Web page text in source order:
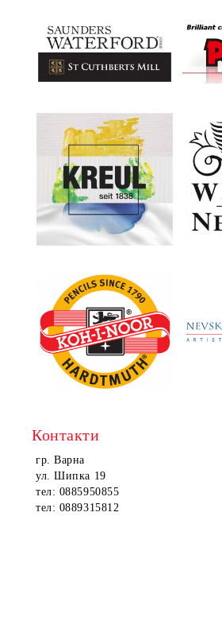
Контакти
гр. Варна
ул. Шипка 19
тел: 0885950855
тел: 0889315812